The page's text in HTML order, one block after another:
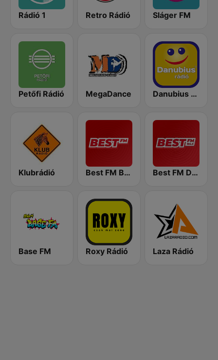
Rádió 1 Retro Rádió Sláger FM
Petőfi Rádió MegaDance Danubius Rádió
Klubrádió Best FM Budapest Best FM Debrecen
Base FM Roxy Rádió Laza Rádió